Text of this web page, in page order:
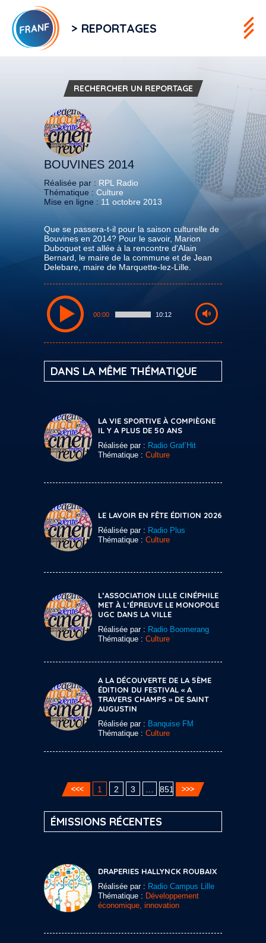
> REPORTAGES
RECHERCHER UN REPORTAGE
BOUVINES 2014
Réalisée par : RPL Radio
Thématique : Culture
Mise en ligne : 11 octobre 2013
Que se passera-t-il pour la saison culturelle de
Bouvines en 2014? Pour le savoir, Marion
Duboquet est allée à la rencontre d'Alain
Bernard, le maire de la commune et de Jean
Delebare, maire de Marquette-lez-Lille.
00:00 10:12
DANS LA MÊME THÉMATIQUE
LA VIE SPORTIVE À COMPIÈGNE
IL Y A PLUS DE 50 ANS
Réalisée par : Radio Graf’Hit
Thématique : Culture
LE LAVOIR EN FÊTE ÉDITION 2026
Réalisée par : Radio Plus
Thématique : Culture
L’ASSOCIATION LILLE CINÉPHILE
MET À L’ÉPREUVE LE MONOPOLE
UGC DANS LA VILLE
Réalisée par : Radio Boomerang
Thématique : Culture
A LA DÉCOUVERTE DE LA 5ÈME
ÉDITION DU FESTIVAL « A
TRAVERS CHAMPS » DE SAINT
AUGUSTIN
Réalisée par : Banquise FM
Thématique : Culture
1 2 3 851
ÉMISSIONS RÉCENTES
DRAPERIES HALLYNCK ROUBAIX
Réalisée par : Radio Campus Lille
Thématique : Développement
économique, innovation